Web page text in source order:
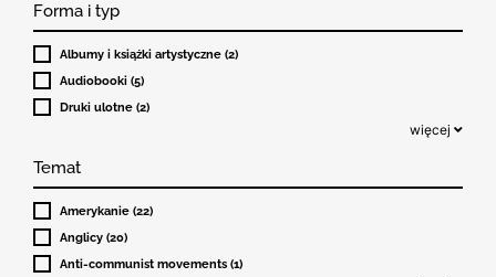
Forma i typ
Albumy i książki artystyczne (2)
Audiobooki (5)
Druki ulotne (2)
więcej
Temat
Amerykanie (22)
Anglicy (20)
Anti-communist movements (1)